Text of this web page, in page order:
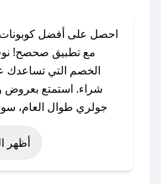
احصل على أفضل كوبونات
مع تطبيق صحصح!
الخصم التي تساعدك
شراء. استمتع
جولري طوال العام،
الفطر، عيد الأضحى،
رمضان، اليوم الوطني،
أظهر